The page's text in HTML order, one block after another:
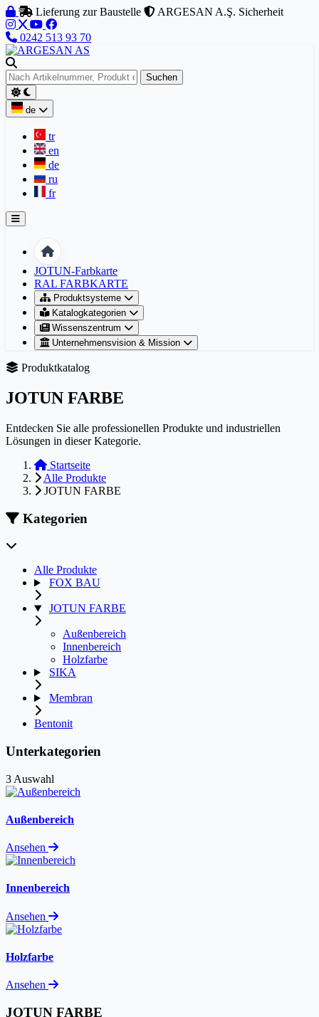
Zum Inhalt springen
Lieferung zur Baustelle ARGESAN A.Ş. Sicherheit
0242 513 93 70
Suchen
de
tr
en
de
ru
fr
Startseite
JOTUN-Farbkarte
RAL FARBKARTE
Produktsysteme
Katalogkategorien
Wissenszentrum
Unternehmensvision & Mission
Produktkatalog
JOTUN FARBE
Entdecken Sie alle professionellen Produkte und industriellen
Lösungen in dieser Kategorie.
Startseite
Alle Produkte
JOTUN FARBE
Kategorien
Alle Produkte
FOX BAU
JOTUN FARBE
Außenbereich
Innenbereich
Holzfarbe
SIKA
Membran
Bentonit
Unterkategorien
3 Auswahl
Außenbereich
Ansehen
Innenbereich
Ansehen
Holzfarbe
Ansehen
JOTUN FARBE